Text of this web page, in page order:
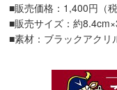
■販売価格：1,400円（税
■販売サイズ：約
■素材：ブラックアクリ